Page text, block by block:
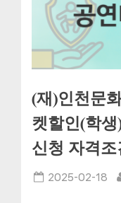
(재)인천문
켓할인(학
신청 자격
Posted
2025-02-18